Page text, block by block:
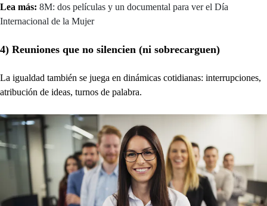
Lea más: 8M: dos películas y un documental para ver el Día
Internacional de la Mujer
4) Reuniones que no silencien (ni sobrecarguen)
La igualdad también se juega en dinámicas cotidianas: interrupciones,
atribución de ideas, turnos de palabra.